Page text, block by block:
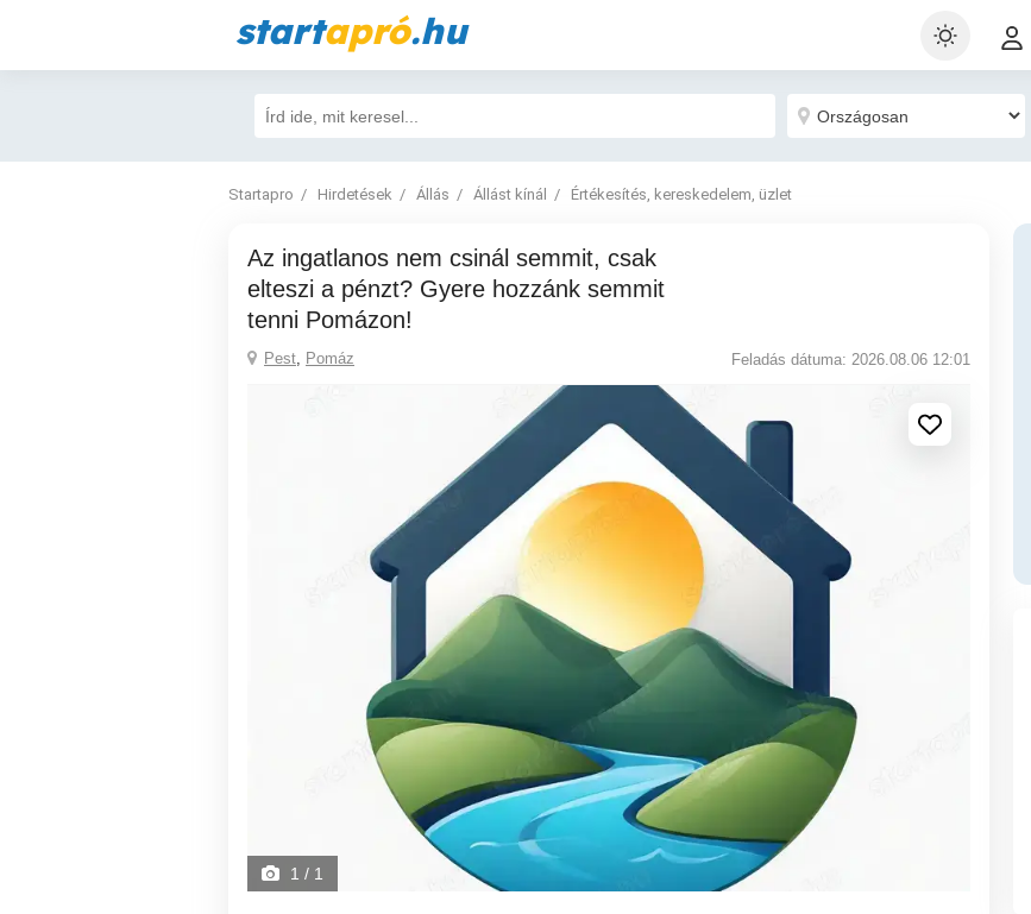
startapró.hu
Startapro Hirdetések Állás Állást kínál Értékesítés, kereskedelem, üzlet
Az ingatlanos nem csinál semmit, csak
elteszi a pénzt? Gyere hozzánk semmit
tenni Pomázon!
Pest, Pomáz Feladás dátuma: 2026.08.06 12:01
1 / 1